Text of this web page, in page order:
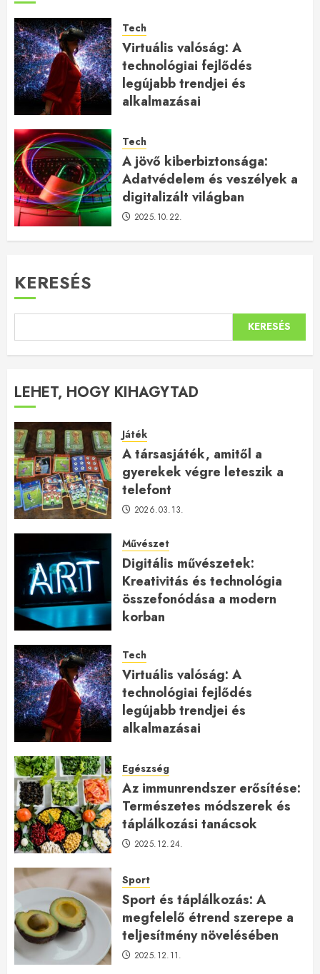
Tech
Virtuális valóság: A
technológiai fejlődés
legújabb trendjei és
alkalmazásai
Tech
A jövő kiberbiztonsága:
Adatvédelem és veszélyek a
digitalizált világban
2025.10.22.
KERESÉS
KERESÉS
LEHET, HOGY KIHAGYTAD
Játék
A társasjáték, amitől a
gyerekek végre leteszik a
telefont
2026.03.13.
Művészet
Digitális művészetek:
Kreativitás és technológia
összefonódása a modern
korban
Tech
Virtuális valóság: A
technológiai fejlődés
legújabb trendjei és
alkalmazásai
Egészség
Az immunrendszer erősítése:
Természetes módszerek és
táplálkozási tanácsok
2025.12.24.
Sport
Sport és táplálkozás: A
megfelelő étrend szerepe a
teljesítmény növelésében
2025.12.11.